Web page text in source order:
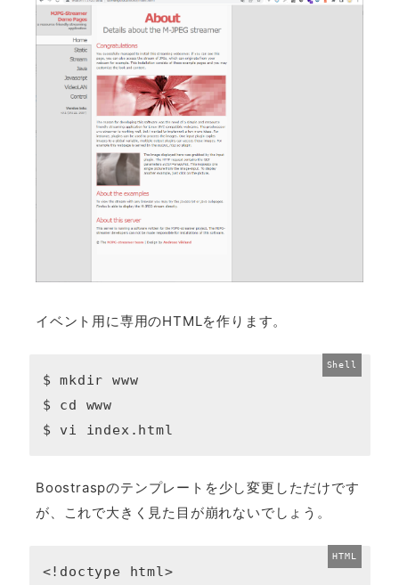
イベント用に専用のHTMLを作ります。
$ mkdir www
$ cd www
$ vi index.html
Boostraspのテンプレートを少し変更しただけです
が、これで大きく見た目が崩れないでしょう。
<!doctype html>